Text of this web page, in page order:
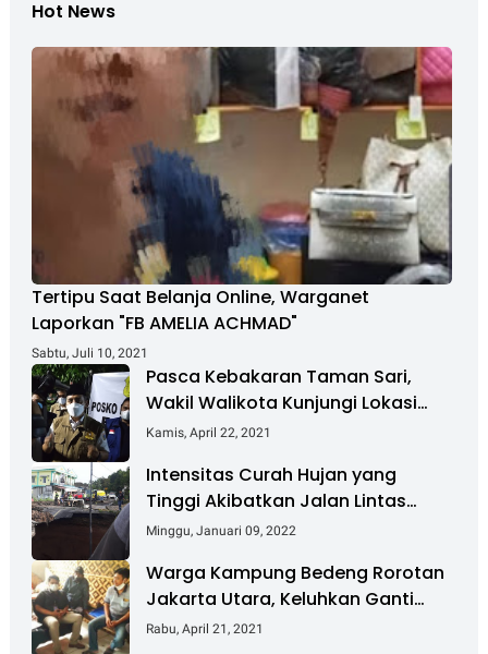
Hot News
Tertipu Saat Belanja Online, Warganet
Laporkan "FB AMELIA ACHMAD"
Sabtu, Juli 10, 2021
Pasca Kebakaran Taman Sari,
Wakil Walikota Kunjungi Lokasi
Kebakaran Dan Salurkan Bantuan
Kamis, April 22, 2021
Intensitas Curah Hujan yang
Tinggi Akibatkan Jalan Lintas
Sumatera Nyaris Putus
Minggu, Januari 09, 2022
Warga Kampung Bedeng Rorotan
Jakarta Utara, Keluhkan Ganti
Rugi Pembebasan Lahan Tol
Rabu, April 21, 2021